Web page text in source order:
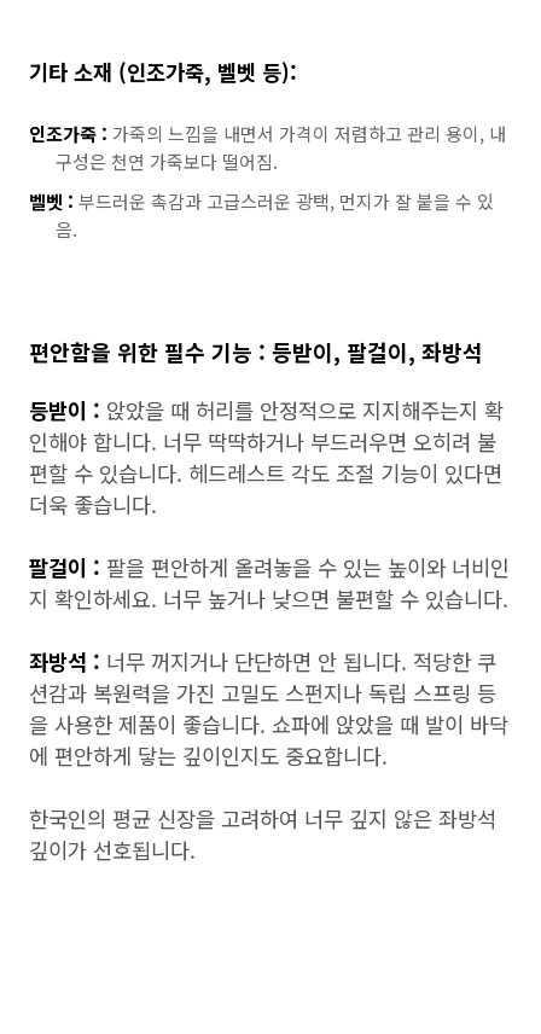
기타 소재 (인조가죽, 벨벳 등):
인조가죽 : 가죽의 느낌을 내면서 가격이 저렴하고 관리 용이, 내
구성은 천연 가죽보다 떨어짐.
벨벳 : 부드러운 촉감과 고급스러운 광택, 먼지가 잘 붙을 수 있
음.
편안함을 위한 필수 기능 : 등받이, 팔걸이, 좌방석
등받이 : 앉았을 때 허리를 안정적으로 지지해주는지 확
인해야 합니다. 너무 딱딱하거나 부드러우면 오히려 불
편할 수 있습니다. 헤드레스트 각도 조절 기능이 있다면
더욱 좋습니다.
팔걸이 : 팔을 편안하게 올려놓을 수 있는 높이와 너비인
지 확인하세요. 너무 높거나 낮으면 불편할 수 있습니다.
좌방석 : 너무 꺼지거나 단단하면 안 됩니다. 적당한 쿠
션감과 복원력을 가진 고밀도 스펀지나 독립 스프링 등
을 사용한 제품이 좋습니다. 쇼파에 앉았을 때 발이 바닥
에 편안하게 닿는 깊이인지도 중요합니다.
한국인의 평균 신장을 고려하여 너무 깊지 않은 좌방석
깊이가 선호됩니다.